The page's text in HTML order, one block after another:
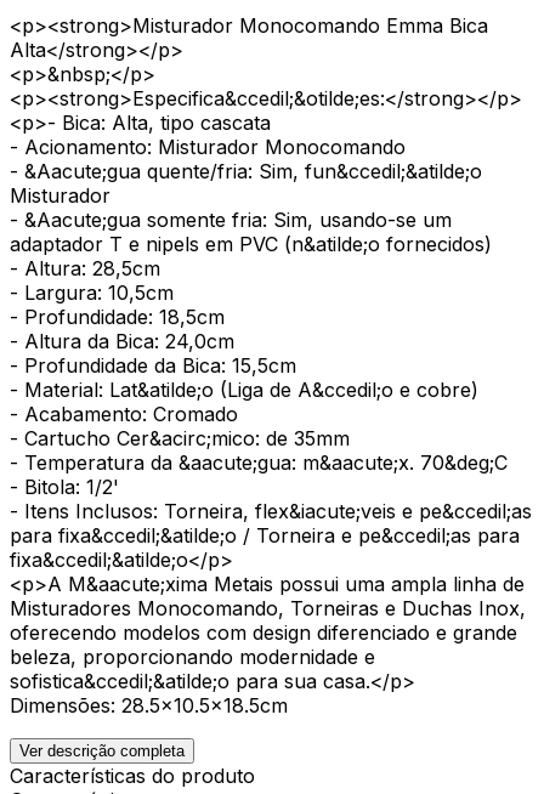
<p><strong>Misturador Monocomando Emma Bica
Alta</strong></p>
<p>&nbsp;</p>
<p><strong>Especifica&ccedil;&otilde;es:</strong></p>
<p>- Bica: Alta, tipo cascata
- Acionamento: Misturador Monocomando
- &Aacute;gua quente/fria: Sim, fun&ccedil;&atilde;o
Misturador
- &Aacute;gua somente fria: Sim, usando-se um
adaptador T e nipels em PVC (n&atilde;o fornecidos)
- Altura: 28,5cm
- Largura: 10,5cm
- Profundidade: 18,5cm
- Altura da Bica: 24,0cm
- Profundidade da Bica: 15,5cm
- Material: Lat&atilde;o (Liga de A&ccedil;o e cobre)
- Acabamento: Cromado
- Cartucho Cer&acirc;mico: de 35mm
- Temperatura da &aacute;gua: m&aacute;x. 70&deg;C
- Bitola: 1/2'
- Itens Inclusos: Torneira, flex&iacute;veis e pe&ccedil;as
para fixa&ccedil;&atilde;o / Torneira e pe&ccedil;as para
fixa&ccedil;&atilde;o</p>
<p>A M&aacute;xima Metais possui uma ampla linha de
Misturadores Monocomando, Torneiras e Duchas Inox,
oferecendo modelos com design diferenciado e grande
beleza, proporcionando modernidade e
sofistica&ccedil;&atilde;o para sua casa.</p>
Dimensões: 28.5x10.5x18.5cm
Ver descrição completa
Características do produto